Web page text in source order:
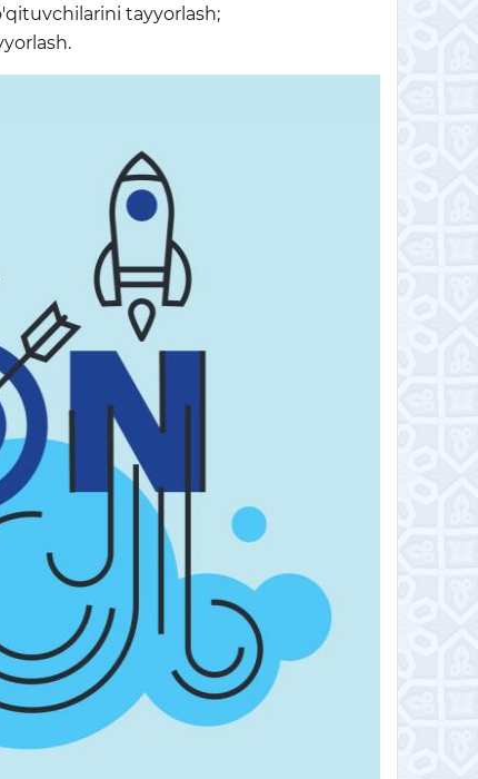
tayyorlash;